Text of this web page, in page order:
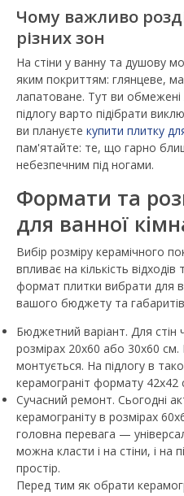
Чому важливо
різних зон
На стіни у ванну та душову
яким покриттям: глянцеве,
лапатоване. Тут ви
підлогу варто підібрати
ви плануєте купити плитку
пам'ятайте: те, що гарно
небезпечним під ногами.
Формати та
для ванної
Вибір розміру керамічного
впливає на кількість
формат плитки вибрати для
вашого бюджету та
Бюджетний варіант. Для стін
розмірах 20х60 або 30х60
монтується. На підлогу в
керамограніт формату 42х42
Сучасний ремонт. Сьогодні
керамограніту в розмірах
головна перевага —
можна класти і на стіни, і на
простір.
Перед тим як обрати